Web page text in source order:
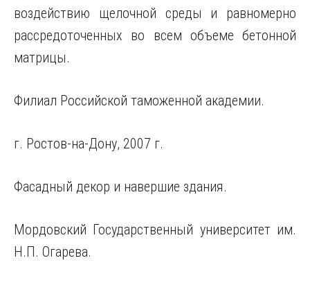
воздействию щелочной среды и равномерно
рассредоточенных во всем объеме бетонной
матрицы.
Филиал Российской таможенной академии.
г. Ростов-на-Дону, 2007 г.
Фасадный декор и навершие здания.
Мордовский Государственный университет им.
Н.П. Огарева.